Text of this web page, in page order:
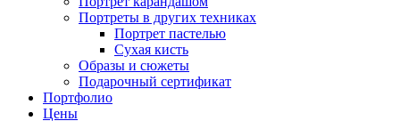
Портреты в других техниках
Портрет пастелью
Сухая кисть
Образы и сюжеты
Подарочный сертификат
Портфолио
Цены